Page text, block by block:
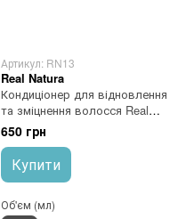
Артикул: RN13
Real Natura
Кондиціонер для відновлення
та зміцнення волосся Real
Natura Pro-Bomba Cafe
Conditioner
650 грн
Купити
Об'єм (мл)